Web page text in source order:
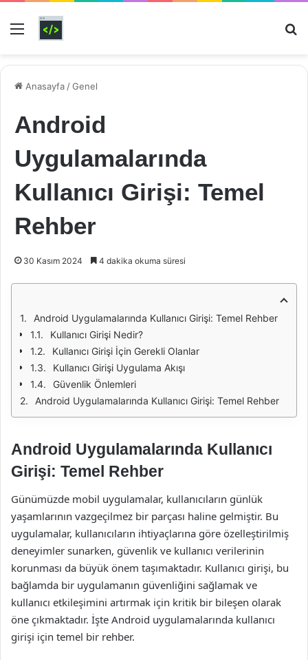
Menü
Anasayfa /Genel
Android
Uygulamalarında
Kullanıcı Girişi: Temel
Rehber
30 Kasım 2024 4 dakika okuma süresi
Android Uygulamalarında Kullanıcı Girişi: Temel Rehber
Kullanıcı Girişi Nedir?
Kullanıcı Girişi İçin Gerekli Olanlar
Kullanıcı Girişi Uygulama Akışı
Güvenlik Önlemleri
Android Uygulamalarında Kullanıcı Girişi: Temel Rehber
Android Uygulamalarında Kullanıcı
Girişi: Temel Rehber
Günümüzde mobil uygulamalar, kullanıcıların günlük
yaşamlarının vazgeçilmez bir parçası haline gelmiştir. Bu
uygulamalar, kullanıcıların ihtiyaçlarına göre özelleştirilmiş
deneyimler sunarken, güvenlik ve kullanıcı verilerinin
korunması da büyük önem taşımaktadır. Kullanıcı girişi, bu
bağlamda bir uygulamanın güvenliğini sağlamak ve
kullanıcı etkileşimini artırmak için kritik bir bileşen olarak
öne çıkmaktadır. İşte Android uygulamalarında kullanıcı
girişi için temel bir rehber.